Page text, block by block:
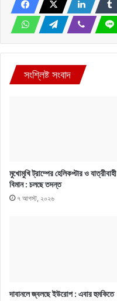
সংশ্লিষ্ট সংবাদ
মুখোমুখি ট্রাম্পের হেলিকপ্টার ও যাত্রীবাহী
বিমান : চলছে তদন্ত
৭ আগস্ট, ২০২৬
দাবানলে জ্বলছে ইউরোপ : এবার হুমকিতে